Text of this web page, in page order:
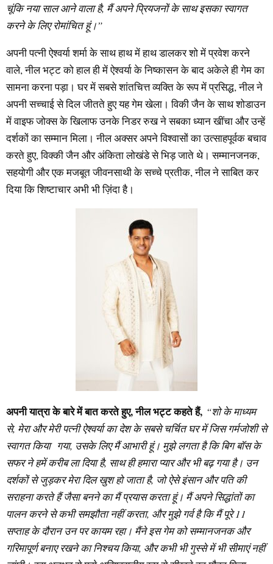
चूंकि नया साल आने वाला है, मैं अपने प्रियजनों के साथ इसका स्वागत
करने के लिए रोमांचित हूं।”
अपनी पत्नी ऐश्वर्या शर्मा के साथ हाथ में हाथ डालकर शो में प्रवेश करने
वाले, नील भट्ट को हाल ही में ऐश्वर्या के निष्कासन के बाद अकेले ही गेम का
सामना करना पड़ा। घर में सबसे शांतचित्त व्यक्ति के रूप में प्रसिद्ध, नील ने
अपनी सच्चाई से दिल जीतते हुए यह गेम खेला। विकी जैन के साथ शोडाउन
में वाइफ जोक्स के खिलाफ उनके निडर रुख ने सबका ध्यान खींचा और उन्हें
दर्शकों का सम्मान मिला। नील अक्सर अपने विश्वासों का उत्साहपूर्वक बचाव
करते हुए, विक्की जैन और अंकिता लोखंडे से भिड़ जाते थे। सम्मानजनक,
सहयोगी और एक मजबूत जीवनसाथी के सच्चे प्रतीक, नील ने साबित कर
दिया कि शिष्टाचार अभी भी ज़िंदा है।
अपनी यात्रा के बारे में बात करते हुए, नील भट्ट कहते हैं, “शो के माध्यम
से, मेरा और मेरी पत्नी ऐश्वर्या का देश के सबसे चर्चित घर में जिस गर्मजोशी से
स्वागत किया गया, उसके लिए मैं आभारी हूं। मुझे लगता है कि बिग बॉस के
सफर ने हमें करीब ला दिया है, साथ ही हमारा प्यार और भी बढ़ गया है। उन
दर्शकों से जुड़कर मेरा दिल खुश हो जाता है, जो ऐसे इंसान और पति की
सराहना करते हैं जैसा बनने का मैं प्रयास करता हूं। मैं अपने सिद्धांतों का
पालन करने से कभी समझौता नहीं करता, और मुझे गर्व है कि मैं पूरे 11
सप्ताह के दौरान उन पर कायम रहा। मैंने इस गेम को सम्मानजनक और
गरिमापूर्ण बनाए रखने का निश्चय किया, और कभी भी गुस्से में भी सीमाएं नहीं